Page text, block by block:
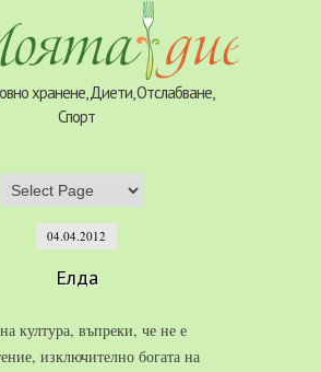
хранене, Диети, Отслабване,
Спорт
04.04.2012
Елда
култура, въпреки, че не е
изключително богата на